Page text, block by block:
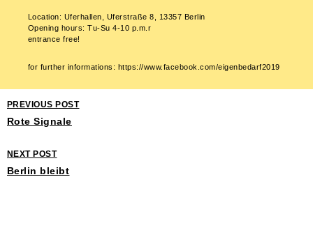
Location: Uferhallen, Uferstraße 8, 13357 Berlin
Opening hours: Tu-Su 4-10 p.m.r
entrance free!
for further informations: https://www.facebook.com/eigenbedarf2019
PREVIOUS POST
Rote Signale
NEXT POST
Berlin bleibt